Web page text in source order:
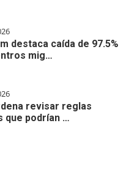
destaca caída de 97.5%
mig…
revisar reglas
que podrían …